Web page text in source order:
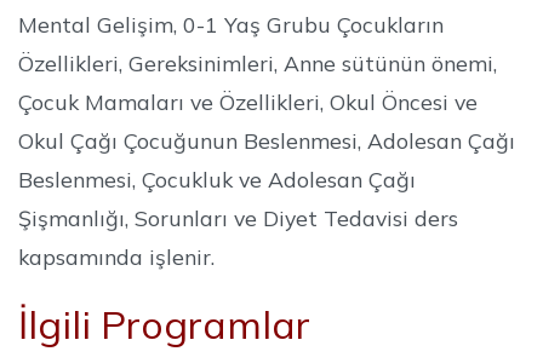
Mental Gelişim, 0-1 Yaş Grubu Çocukların
Özellikleri, Gereksinimleri, Anne sütünün önemi,
Çocuk Mamaları ve Özellikleri, Okul Öncesi ve
Okul Çağı Çocuğunun Beslenmesi, Adolesan Çağı
Beslenmesi, Çocukluk ve Adolesan Çağı
Şişmanlığı, Sorunları ve Diyet Tedavisi ders
kapsamında işlenir.
İlgili Programlar